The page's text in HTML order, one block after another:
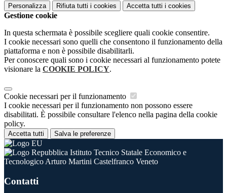
Personalizza Rifiuta tutti i cookies Accetta tutti i cookies
Gestione cookie
In questa schermata è possibile scegliere quali cookie consentire.
I cookie necessari sono quelli che consentono il funzionamento della
piattaforma e non è possibile disabilitarli.
Per conoscere quali sono i cookie necessari al funzionamento potete
visionare la COOKIE POLICY.
Cookie necessari per il funzionamento
I cookie necessari per il funzionamento non possono essere
disabilitati. È possibile consultare l'elenco nella pagina della cookie
policy.
Accetta tutti Salva le preferenze
Istituto Tecnico Statale Economico e
Tecnologico Arturo Martini Castelfranco Veneto
Contatti